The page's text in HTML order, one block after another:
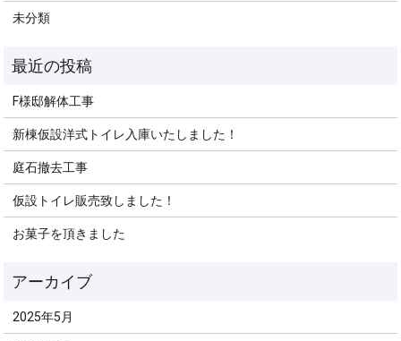
未分類
F様邸解体工事
新棟仮設洋式トイレ入庫いたしました！
庭石撤去工事
仮設トイレ販売致しました！
お菓子を頂きました
2025年5月